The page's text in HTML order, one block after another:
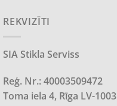
REKVIZĪTI
SIA Stikla Serviss
Reģ. Nr.: 40003509472
Toma iela 4, Rīga LV-1003